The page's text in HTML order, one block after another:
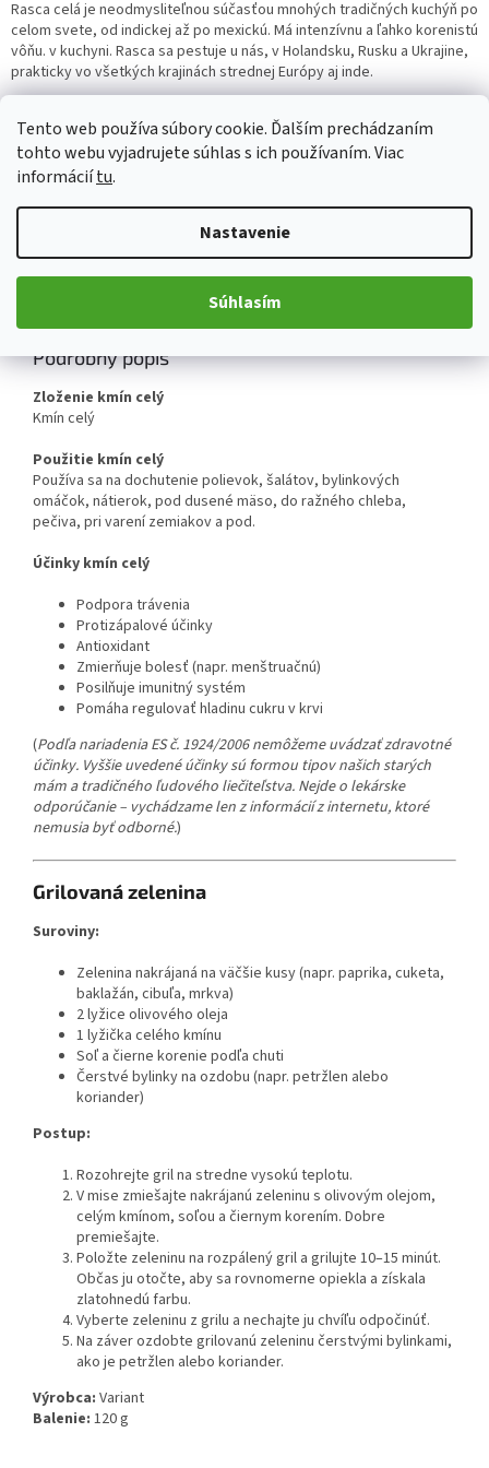
Tento web používa súbory cookie. Ďalším prechádzaním
tohto webu vyjadrujete súhlas s ich používaním. Viac
informáciítu.
Nastavenie
Súhlasím
Rasca celá je neodmysliteľnou súčasťou mnohých tradičných kuchýň po
celom svete, od indickej až po mexickú. Má intenzívnu a ľahko korenistú
vôňu. v kuchyni. Rasca sa pestuje u nás, v Holandsku, Rusku a Ukrajine,
prakticky vo všetkých krajinách strednej Európy aj inde.
OPÝTAŤ SA ZDIEĽAŤ
Podrobný popis
Zloženie kmín celý
Kmín celý
Použitie kmín celý
Používa sa na dochutenie polievok, šalátov, bylinkových
omáčok, nátierok, pod dusené mäso, do ražného chleba,
pečiva, pri varení zemiakov a pod.
Účinky kmín celý
Podpora trávenia
Protizápalové účinky
Antioxidant
Zmierňuje bolesť (napr. menštruačnú)
Posilňuje imunitný systém
Pomáha regulovať hladinu cukru v krvi
(Podľa nariadenia ES č. 1924/2006 nemôžeme uvádzať zdravotné
účinky. Vyššie uvedené účinky sú formou tipov našich starých
mám a tradičného ľudového liečiteľstva. Nejde o lekárske
odporúčanie – vychádzame len z informácií z internetu, ktoré
nemusia byť odborné.)
Grilovaná zelenina
Suroviny:
Zelenina nakrájaná na väčšie kusy (napr. paprika, cuketa,
baklažán, cibuľa, mrkva)
2 lyžice olivového oleja
1 lyžička celého kmínu
Soľ a čierne korenie podľa chuti
Čerstvé bylinky na ozdobu (napr. petržlen alebo
koriander)
Postup:
Rozohrejte gril na stredne vysokú teplotu.
V mise zmiešajte nakrájanú zeleninu s olivovým olejom,
celým kmínom, soľou a čiernym korením. Dobre
premiešajte.
Položte zeleninu na rozpálený gril a grilujte 10–15 minút.
Občas ju otočte, aby sa rovnomerne opiekla a získala
zlatohnedú farbu.
Vyberte zeleninu z grilu a nechajte ju chvíľu odpočinúť.
Na záver ozdobte grilovanú zeleninu čerstvými bylinkami,
ako je petržlen alebo koriander.
Výrobca: Variant
Balenie: 120 g